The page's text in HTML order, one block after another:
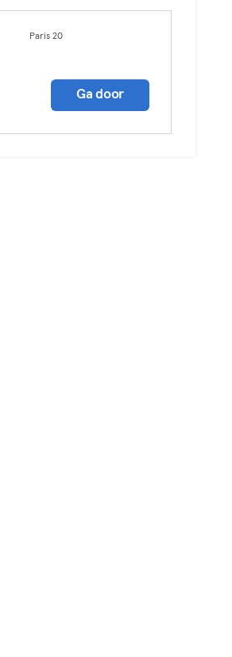
Paris 20
Ga door